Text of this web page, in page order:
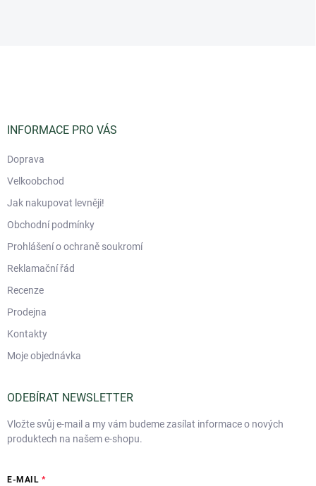
INFORMACE PRO VÁS
Doprava
Velkoobchod
Jak nakupovat levněji!
Obchodní podmínky
Prohlášení o ochraně soukromí
Reklamační řád
Recenze
Prodejna
Kontakty
Moje objednávka
ODEBÍRAT NEWSLETTER
Vložte svůj e-mail a my vám budeme zasílat informace o nových
produktech na našem e-shopu.
E-MAIL